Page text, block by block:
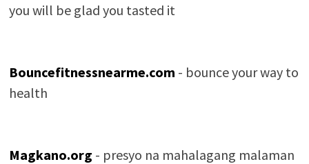
you will be glad you tasted it
Bouncefitnessnearme.com - bounce your way to
health
Magkano.org - presyo na mahalagang malaman